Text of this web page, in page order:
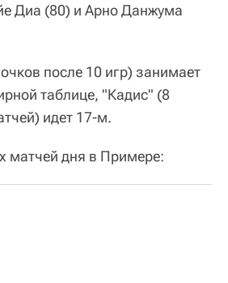
Диа (80) и Арно Данжума
после 10 игр) занимает
таблице, "Кадис" (8
идет 17-м.
матчей дня в Примере: